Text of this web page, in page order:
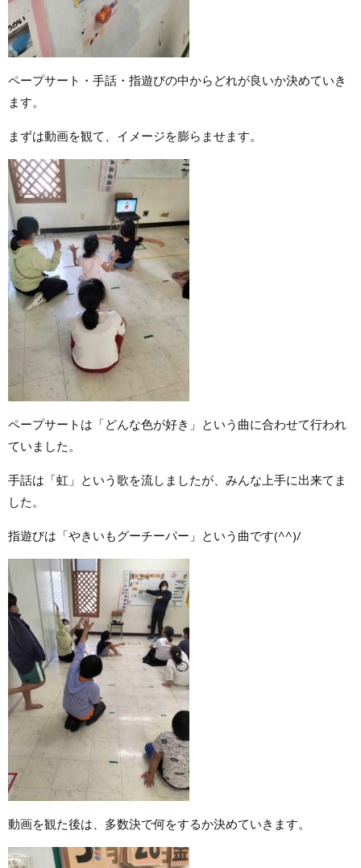
ペープサート・手話・指遊びの中からどれが良いか決めていき
ます。
まずは動画を観て、イメージを膨らませます。
ペープサートは「どんな色が好き」という曲に合わせて行われ
ていました。
手話は「虹」という歌を流しましたが、みんな上手に出来てま
した。
指遊びは「やきいもグーチーパー」という曲です(^^)/
動画を観た後は、多数決で何をするか決めていきます。